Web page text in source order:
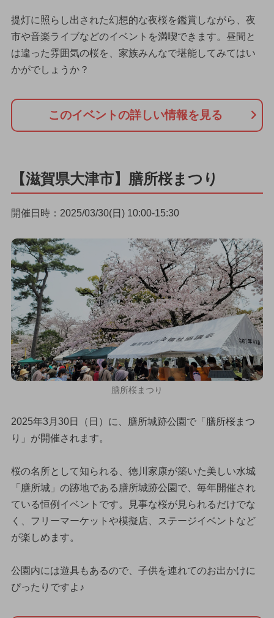
提灯に照らし出された幻想的な夜桜を鑑賞しながら、夜
市や音楽ライブなどのイベントを満喫できます。昼間と
は違った雰囲気の桜を、家族みんなで堪能してみてはい
かがでしょうか？
このイベントの詳しい情報を見る
【滋賀県大津市】膳所桜まつり
開催日時：2025/03/30(日) 10:00-15:30
膳所桜まつり
2025年3月30日（日）に、膳所城跡公園で「膳所桜まつ
り」が開催されます。
桜の名所として知られる、徳川家康が築いた美しい水城
「膳所城」の跡地である膳所城跡公園で、毎年開催され
ている恒例イベントです。見事な桜が見られるだけでな
く、フリーマーケットや模擬店、ステージイベントなど
が楽しめます。
公園内には遊具もあるので、子供を連れてのお出かけに
ぴったりですよ♪